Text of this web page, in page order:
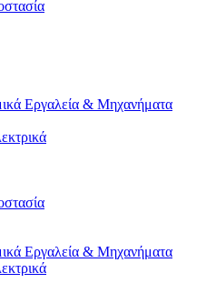
Εργαλεία & Μηχανήματα
Εργαλεία & Μηχανήματα